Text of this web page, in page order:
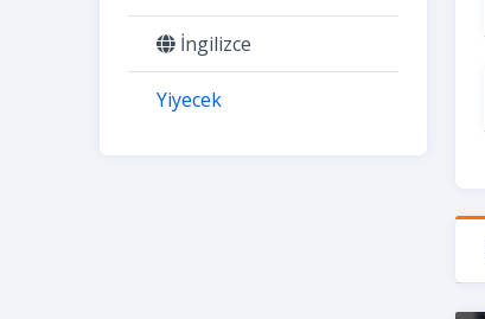
İngilizce
Yiyecek